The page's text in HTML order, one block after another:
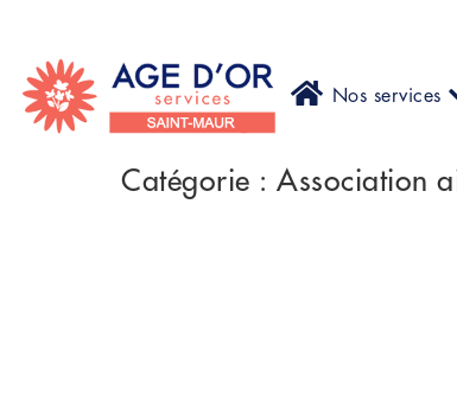
Nos services
Catégorie : Association